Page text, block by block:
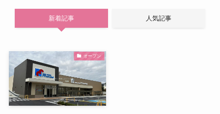
新着記事 人気記事
オープン